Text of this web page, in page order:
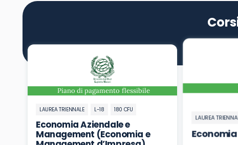
Piano di pagamento flessibile
LAUREA TRIENNALE L-18 180 CFU
Economia Aziendale e
Management (Economia e
LAUREA